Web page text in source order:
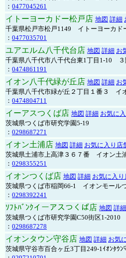
： 0477045261
イトーヨーカドー松戸店 地図 詳細
千葉県松戸市松戸1149 イトーヨーカド
： 0477035701
ユアエルム八千代台店 地図 詳細 お
千葉県八千代市八千代台東1丁目1-10 ３
： 0474861191
イオン八千代緑が丘店 地図 詳細 お
千葉県八千代市緑が丘２丁目１番３ イ
： 0474804711
イーアスつくば店 地図 詳細 お気に
茨城県つくば市研究学園5-19
： 0298687271
イオン土浦店 地図 詳細 お気に入り店
茨城県土浦市上高津３６７番 イオン土
： 0298355251
イオンつくば店 地図 詳細 お気に入
茨城県つくば市稲岡66-1 イオンモール
： 0298392241
ｿﾌﾄﾊﾞﾝｸイーアスつくば店 地図 詳細
茨城県つくば市研究学園C50街区1-2010
： 0298687278
イオンタウン守谷店 地図 詳細 お気
茨城県守谷市百合ヶ丘3丁目249-1ｲｵﾝﾀｳﾝ